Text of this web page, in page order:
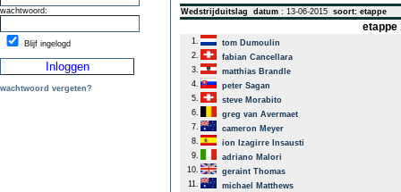
wachtwoord:
Blijf ingelogd
wachtwoord vergeten?
Wedstrijduitslag datum : 13-06-2015 soort: etappe
etappe
1.
tom Dumoulin
2.
fabian Cancellara
3.
matthias Brandle
4.
peter Sagan
5.
steve Morabito
6.
greg van Avermaet
7.
cameron Meyer
8.
ion Izagirre Insausti
9.
adriano Malori
10.
geraint Thomas
11.
michael Matthews